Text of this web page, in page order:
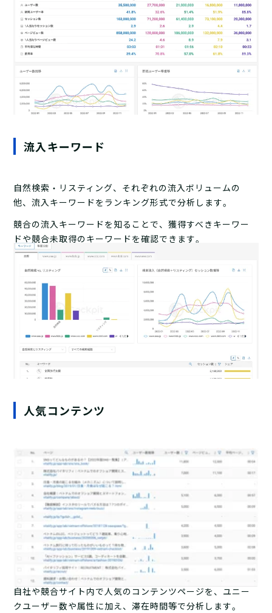
流入キーワード
自然検索・リスティング、それぞれの流入ボリュームの
他、流入キーワードをランキング形式で分析します。
競合の流入キーワードを知ることで、獲得すべきキーワー
ドや競合未取得のキーワードを確認できます。
人気コンテンツ
自社や競合サイト内で人気のコンテンツページを、ユニー
クユーザー数や属性に加え、滞在時間等で分析します。